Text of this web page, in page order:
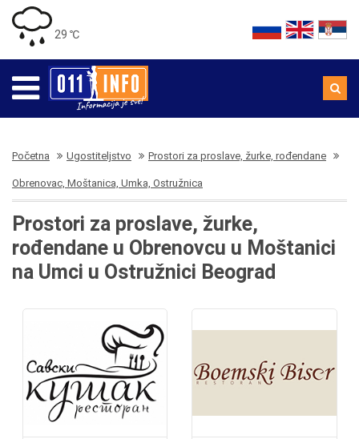
29 ℃
Početna Ugostiteljstvo Prostori za proslave, žurke, rođendane
Obrenovac, Moštanica, Umka, Ostružnica
Prostori za proslave, žurke,
rođendane u Obrenovcu u Moštanici
na Umci u Ostružnici Beograd